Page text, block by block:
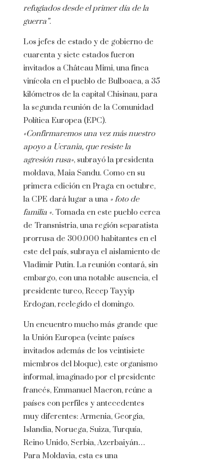
refugiados desde el primer día de la
guerra”.
Los jefes de estado y de gobierno de
cuarenta y siete estados fueron
invitados a Château Mimi, una finca
vinícola en el pueblo de Bulboaca, a 35
kilómetros de la capital Chisinau, para
la segunda reunión de la Comunidad
Política Europea (EPC).
«Confirmaremos una vez más nuestro
apoyo a Ucrania, que resiste la
agresión rusa», subrayó la presidenta
moldava, Maia Sandu. Como en su
primera edición en Praga en octubre,
la CPE dará lugar a una » foto de
familia «. Tomada en este pueblo cerca
de Transnistria, una región separatista
prorrusa de 300.000 habitantes en el
este del país, subraya el aislamiento de
Vladimir Putin. La reunión contará, sin
embargo, con una notable ausencia, el
presidente turco, Recep Tayyip
Erdogan, reelegido el domingo.
Un encuentro mucho más grande que
la Unión Europea (veinte países
invitados además de los veintisiete
miembros del bloque), este organismo
informal, imaginado por el presidente
francés, Emmanuel Macron, reúne a
países con perfiles y antecedentes
muy diferentes: Armenia, Georgia,
Islandia, Noruega, Suiza, Turquía,
Reino Unido, Serbia, Azerbaiyán…
Para Moldavia, esta es una